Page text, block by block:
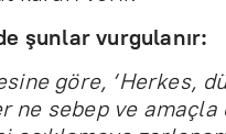
şunlar vurgulanır:
göre, ‘Herkes,
ne sebep ve